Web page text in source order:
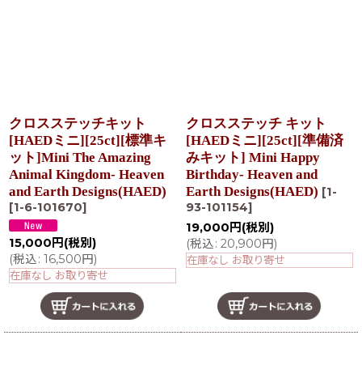
クロスステッチキット
[HAEDミニ][25ct][標準キ
ット]Mini The Amazing
Animal Kingdom- Heaven
and Earth Designs(HAED)
[1-6-101670]
15,000 円 (税別)
(税込: 16,500円)
在庫なし お取り寄せ
クロスステッチ キット
[HAEDミニ][25ct][準備済
みキット] Mini Happy
Birthday- Heaven and
Earth Designs(HAED) [1-
93-101154]
19,000 円 (税別)
(税込: 20,900円)
在庫なし お取り寄せ